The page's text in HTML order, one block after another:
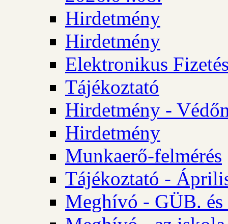
Hirdetmény
Hirdetmény
Elektronikus
Tájékoztató
Hirdetmény -
Hirdetmény
Munkaerő-felmérés
Tájékoztató -
Meghívó - GÜB.